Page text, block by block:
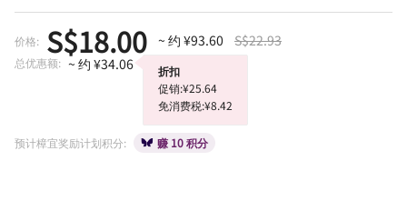
价格: S$18.00 ~ 约 ¥93.60 S$22.93
总优惠额: ~ 约 ¥34.06
折扣
促销:¥25.64
免消费税:¥8.42
预计樟宜奖励计划积分: 赚 10 积分